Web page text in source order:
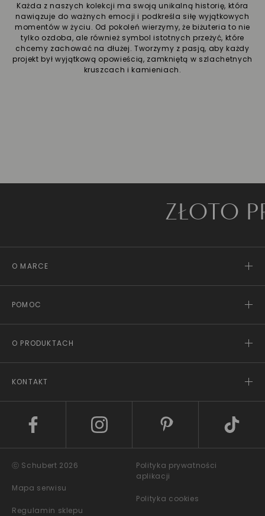
Każda z naszych kolekcji ma swoją unikalną historię, która
nawiązuje do ważnych emocji i podkreśla siłę wyjątkowych
momentów w życiu. Od pokoleń wierzymy, że biżuteria to nie
tylko ozdoba, ale również symbol istotnych przeżyć, które
chcemy zachować na dłużej. Tworzymy z pasją, aby każdy
projekt był wyjątkową opowieścią, zamkniętą w szlachetnych
kruszcach i kamieniach.
ZŁOTO
O MARCE
POMOC
O PRODUKTACH
KONTAKT
ⓒ Schubert 2026
Mapa serwisu
Regulamin sklepu
Polityka prywatności
aplikacji
Polityka cookies